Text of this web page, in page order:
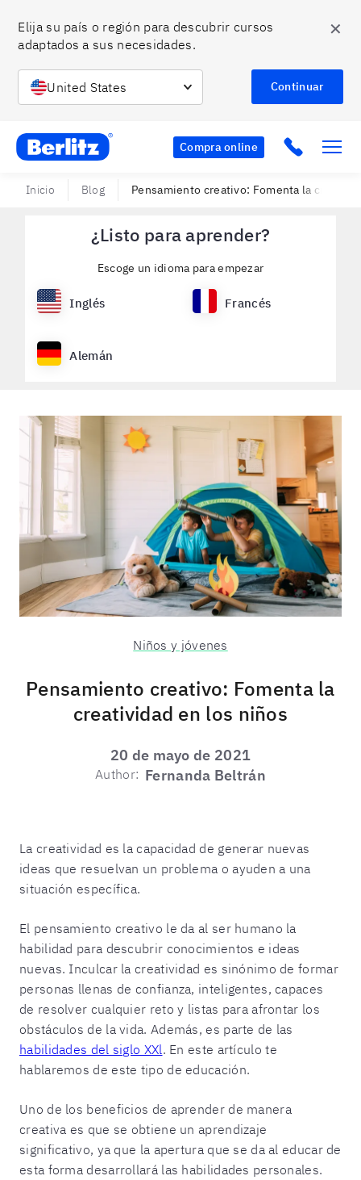
Elija su país o región para descubrir cursos
adaptados a sus necesidades.
United States Continuar
✕
Berlitz Chile Compra online Click to
Inicio Blog Pensamiento creativo: Fomenta la
¿Listo para aprender?
Escoge un idioma para empezar
Inglés Francés
Alemán
Niños y jóvenes
Pensamiento creativo: Fomenta la
creatividad en los niños
20 de mayo de 2021
Author: Fernanda Beltrán
La creatividad es la capacidad de generar nuevas
ideas que resuelvan un problema o ayuden a una
situación específica.
El pensamiento creativo le da al ser humano la
habilidad para descubrir conocimientos e ideas
nuevas. Inculcar la creatividad es sinónimo de formar
personas llenas de confianza, inteligentes, capaces
de resolver cualquier reto y listas para afrontar los
obstáculos de la vida. Además, es parte de las
habilidades del siglo XXl. En este artículo te
hablaremos de este tipo de educación.
Uno de los beneficios de aprender de manera
creativa es que se obtiene un aprendizaje
significativo, ya que la apertura que se da al educar de
esta forma desarrollará las habilidades personales.